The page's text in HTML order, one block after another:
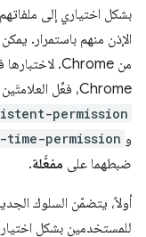
بشكل اختياري إلى
Chrome، فعِّل العلامتَين
permission
و permission
ضبطهما على مفعَّلة.
أولاً، يتضمّن السلوك
للمستخدمين بشكل